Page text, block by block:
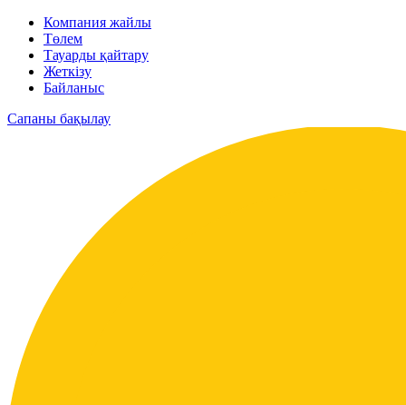
Компания жайлы
Төлем
Тауарды қайтару
Жеткізу
Байланыс
Сапаны бақылау